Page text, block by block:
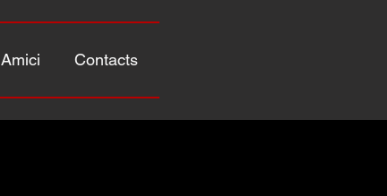
Amici Contacts